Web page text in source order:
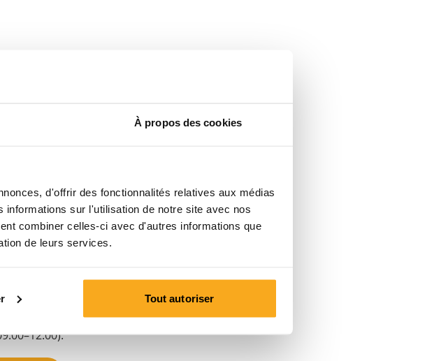
À propos des cookies
d'offrir des fonctionnalités relatives aux médias
sur l'utilisation de notre site avec nos
combiner celles-ci avec d'autres informations que
de leurs services.
Tout autoriser
nous
24 h/24 et 7 j/7 !
une réponse rapide.
votre type
l’adresse hello-
de répondre à
Tel: +31 73